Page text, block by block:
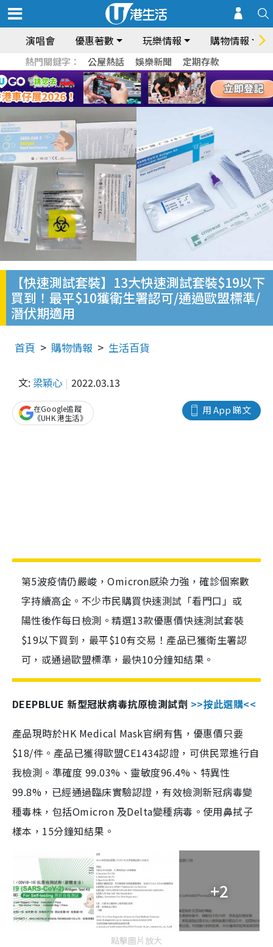
演唱會 優惠著數 玩樂情報 購物情報
熱門關鍵字： 公屋熱話 娛樂新聞 定期存款
【快速測試套裝】13大快速測試套裝$19以下
買到！最平$10獲衛生署認可/通過歐盟標準/
潛伏期適用
首頁 購物情報 生活百貨
文: 梁穎心 2022.03.13
用 App 睇文
在Google追蹤
《UHK 港生活》
第5波疫情仍嚴峻，Omicron感染力強，確診個案數
字持續高企。不少市民購買快速測試「看門口」或
陽性後作每日檢測。精選13款優惠價快速測試套裝
$19以下買到，最平$10有交易！產品已獲衛生署認
可，或通過歐盟標準，最快10分鐘知結果。
DEEPBLUE 新型冠狀病毒抗原檢測試劑 >>按此選購<<
產品現時於HK Medical Mask官網有售，優惠價只要
$18/件。產品已獲得歐盟CE1434認證，可供民眾進行自
我檢測。準確度 99.03%、靈敏度96.4%、特異性
99.8%，已經通過臨床實驗認證，有效檢測新冠病毒變
種毒株，包括Omicron 及Delta變種病毒。使用鼻拭子
樣本，15分鐘知結果。
+2
點擊圖片放大